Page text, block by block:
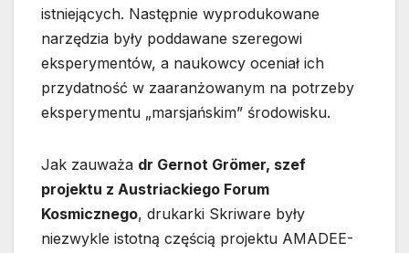
istniejących. Następnie wyprodukowane
narzędzia były poddawane szeregowi
eksperymentów, a naukowcy oceniał ich
przydatność w zaaranżowanym na potrzeby
eksperymentu „marsjańskim” środowisku.
Jak zauważa dr Gernot Grömer, szef
projektu z Austriackiego Forum
Kosmicznego, drukarki Skriware były
niezwykle istotną częścią projektu AMADEE-